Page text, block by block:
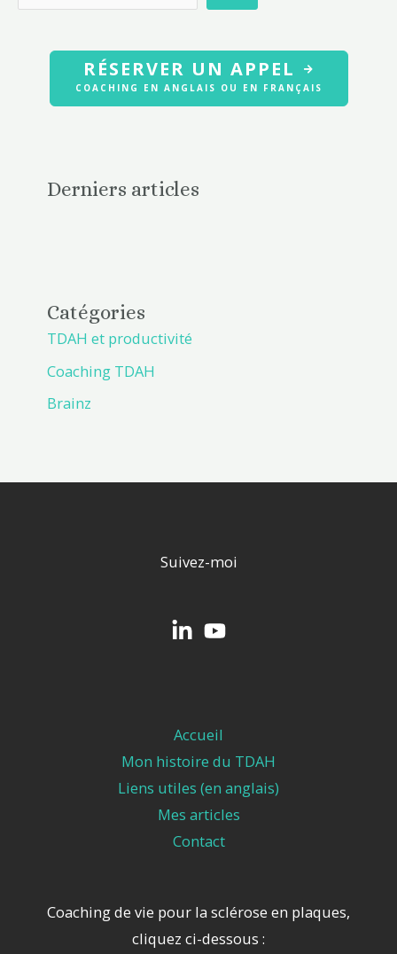
RÉSERVER UN APPEL
COACHING EN ANGLAIS OU EN FRANÇAIS
Derniers articles
Catégories
TDAH et productivité
Coaching TDAH
Brainz
Suivez-moi
Accueil
Mon histoire du TDAH
Liens utiles (en anglais)
Mes articles
Contact
Coaching de vie pour la sclérose en plaques,
cliquez ci-dessous :